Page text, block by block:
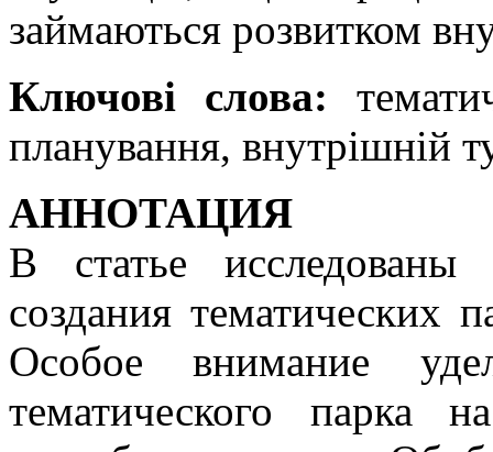
займаються розвитком
Ключові слова:
планування, внутрішній
АННОТАЦИЯ
В статье исследованы
создания тематических
Особое внимание
тематического парка